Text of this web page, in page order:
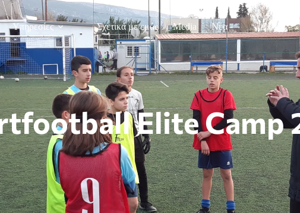
Υπηρεσίες Σχετικά με εμάς Media Νέα
Elite Camp